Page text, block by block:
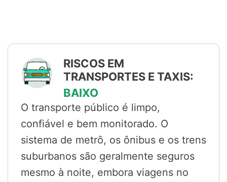
RISCOS EM
TRANSPORTES E TAXIS:
BAIXO
O transporte público é limpo,
confiável e bem monitorado. O
sistema de metrô, os ônibus e os trens
suburbanos são geralmente seguros
mesmo à noite, embora viagens no